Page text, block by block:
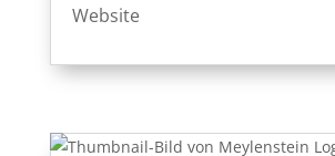
Website